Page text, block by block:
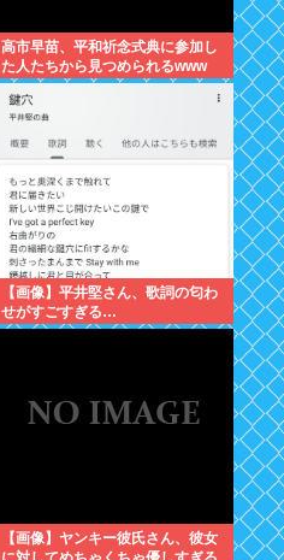
高市早苗、平和祈念式典に参加し
た人たちから見つめられるwww
【画像】平井堅さん、歌詞の匂わ
せがすごすぎる…
【画像】ヤンキー彼氏さん、彼女